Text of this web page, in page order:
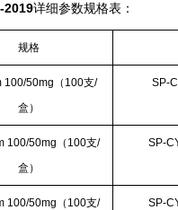
2019详细参数规格表：
规格
100/50mg（100支/
盒）
SP-
100/50mg（100支/
盒）
SP-
100/50mg（100支/
SP-